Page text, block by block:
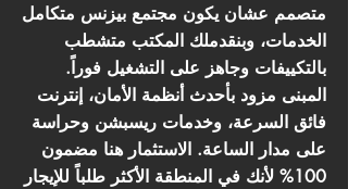
متصمم عشان يكون مجتمع بيزنس متكامل
الخدمات، وبنقدملك المكتب متشطب
بالتكييفات وجاهز على التشغيل فوراً.
المبنى مزود بأحدث أنظمة الأمان، إنترنت
فائق السرعة، وخدمات ريسبشن وحراسة
على مدار الساعة. الاستثمار هنا مضمون
100% لأنك في المنطقة الأكثر طلباً للإيجار